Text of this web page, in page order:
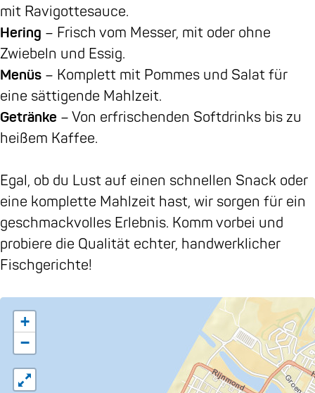
mit Ravigottesauce.
Hering – Frisch vom Messer, mit oder ohne
Zwiebeln und Essig.
Menüs – Komplett mit Pommes und Salat für
eine sättigende Mahlzeit.
Getränke – Von erfrischenden Softdrinks bis zu
heißem Kaffee.
Egal, ob du Lust auf einen schnellen Snack oder
eine komplette Mahlzeit hast, wir sorgen für ein
geschmackvolles Erlebnis. Komm vorbei und
probiere die Qualität echter, handwerklicher
Fischgerichte!
+
−